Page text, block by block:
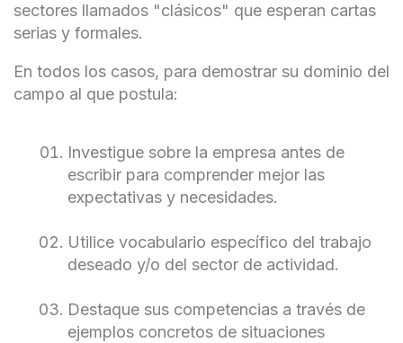
sectores llamados "clásicos" que esperan cartas
serias y formales.
En todos los casos, para demostrar su dominio del
campo al que postula:
Investigue sobre la empresa antes de
escribir para comprender mejor las
expectativas y necesidades.
Utilice vocabulario específico del trabajo
deseado y/o del sector de actividad.
Destaque sus competencias a través de
ejemplos concretos de situaciones